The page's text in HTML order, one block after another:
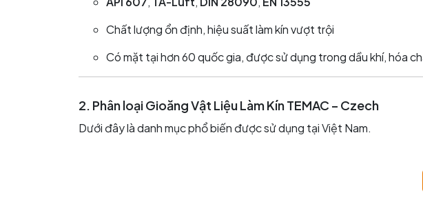
Chất lượng ổn định, hiệu suất làm kín vượt trội
Có mặt tại hơn 60 quốc gia, được sử dụng trong dầu khí, hóa
2. Phân loại Gioăng Vật Liệu Làm Kín TEMAC – Czech
Dưới đây là danh mục phổ biến được sử dụng tại Việt Nam.
2.1. Tấm gioăng không amiang TEMAC (Non-Asbestos